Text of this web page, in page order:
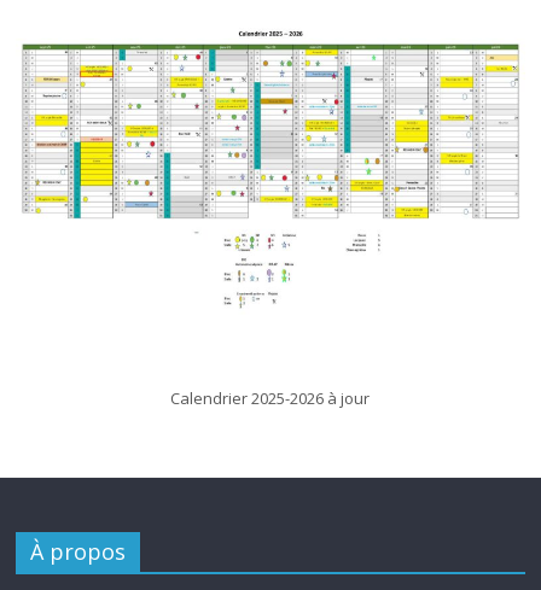
Calendrier 2025-2026 à jour
À propos